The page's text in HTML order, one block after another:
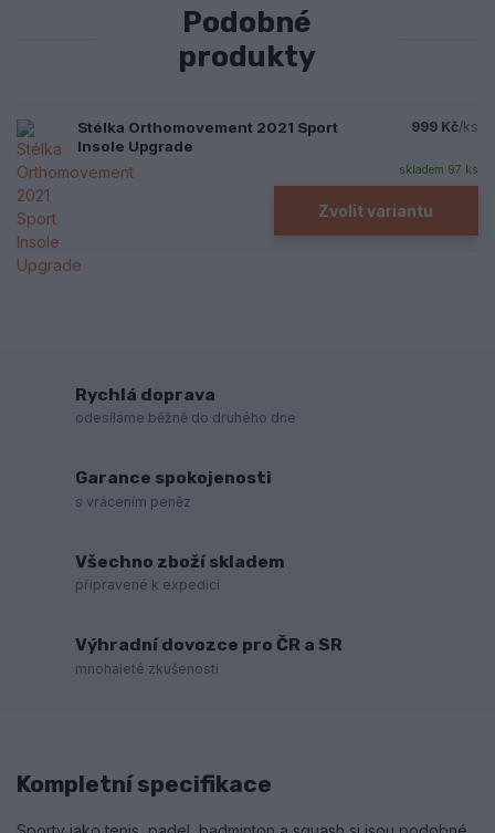
Podobné
produkty
Stélka Orthomovement 2021 Sport
Insole Upgrade
999 Kč/ks
skladem 97 ks
Zvolit variantu
Rychlá doprava
odesíláme běžně do druhého dne
Garance spokojenosti
s vrácením peněz
Všechno zboží skladem
připravené k expedici
Výhradní dovozce pro ČR a SR
mnohaleté zkušenosti
Kompletní specifikace